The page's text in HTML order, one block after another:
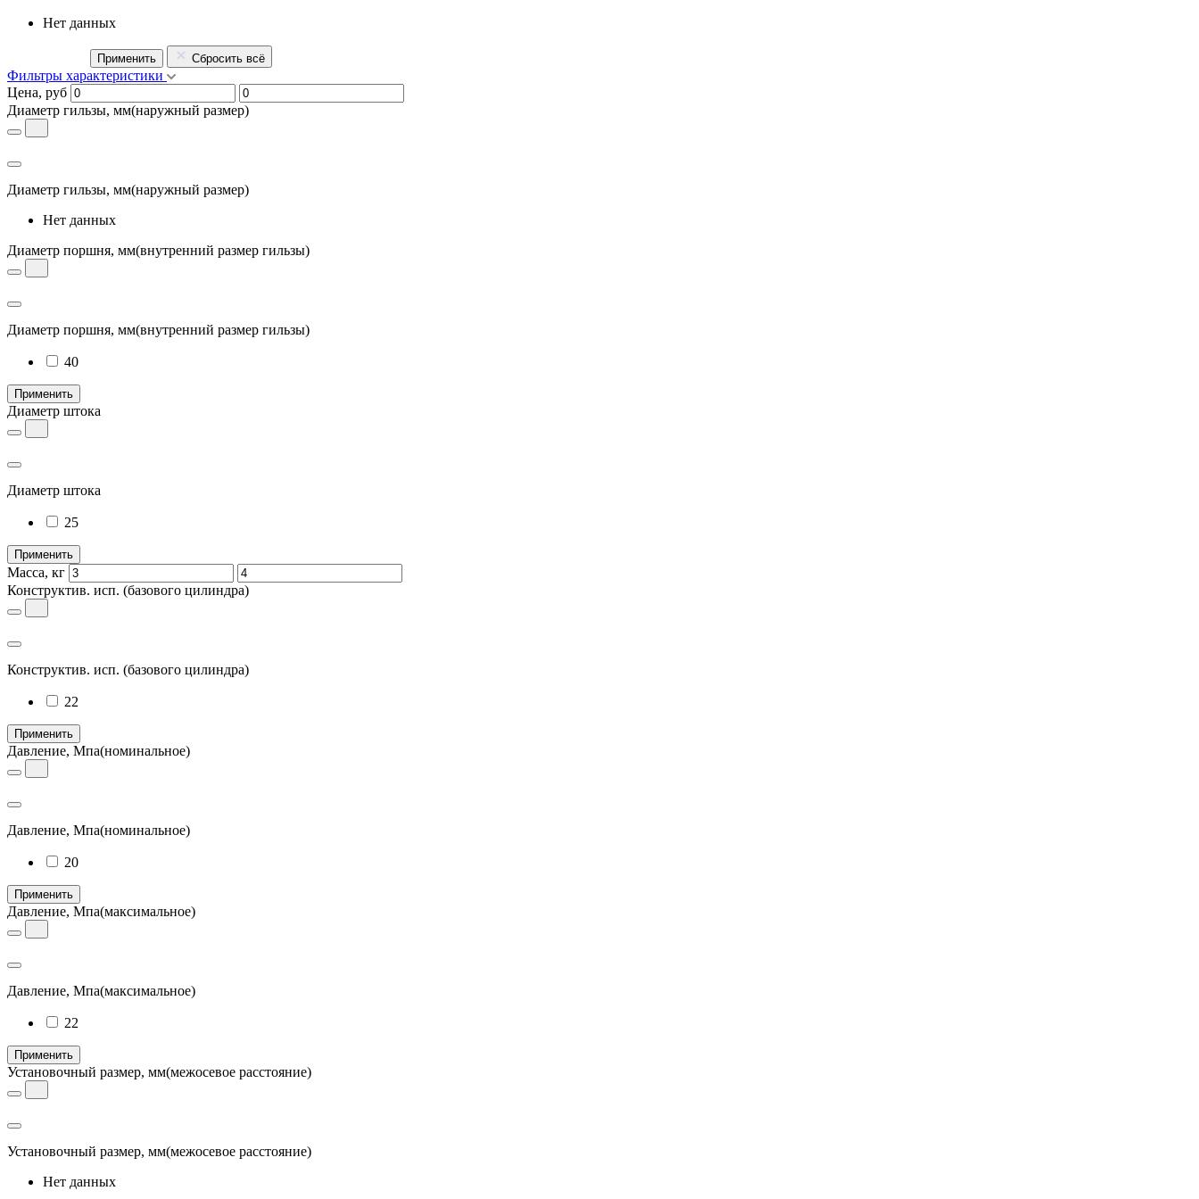
Нет данных
Применить Сбросить всё
Фильтры характеристики
Цена, руб
Диаметр гильзы, мм(наружный размер)
Диаметр гильзы, мм(наружный размер)
Нет данных
Диаметр поршня, мм(внутренний размер гильзы)
Диаметр поршня, мм(внутренний размер гильзы)
40
Применить
Диаметр штока
Диаметр штока
25
Применить
Масса, кг
Конструктив. исп. (базового цилиндра)
Конструктив. исп. (базового цилиндра)
22
Применить
Давление, Мпа(номинальное)
Давление, Мпа(номинальное)
20
Применить
Давление, Мпа(максимальное)
Давление, Мпа(максимальное)
22
Применить
Установочный размер, мм(межосевое расстояние)
Установочный размер, мм(межосевое расстояние)
Нет данных